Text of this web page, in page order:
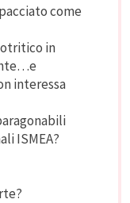
come
in
interessa
ISMEA?